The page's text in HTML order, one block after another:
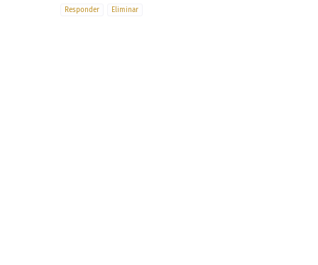
Responder Eliminar